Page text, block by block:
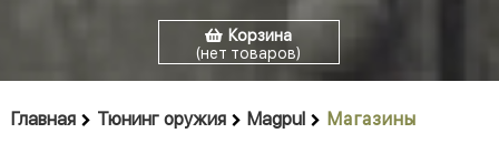
Корзина
(нет товаров)
Главная Тюнинг оружия Magpul Магазины